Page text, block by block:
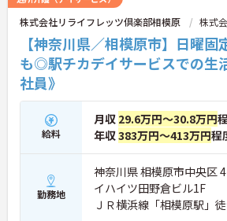
株式会社リライフレッツ倶楽部相模原 株式
【神奈川県／相模原市】日曜
も◎駅チカデイサービスでの生
社員》
給料
月収 29.6万円～30.8万円
年収383万円～413万円程
勤務地
神奈川県 相模原市中央区
イハイツ田野倉ビル1F
ＪＲ横浜線「相模原駅」